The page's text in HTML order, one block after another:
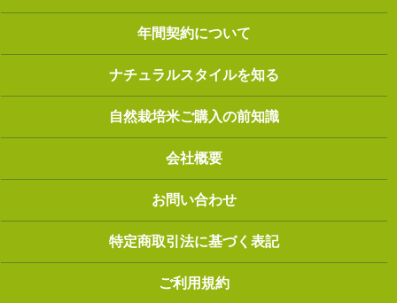
年間契約について
ナチュラルスタイルを知る
自然栽培米ご購入の前知識
会社概要
お問い合わせ
特定商取引法に基づく表記
ご利用規約